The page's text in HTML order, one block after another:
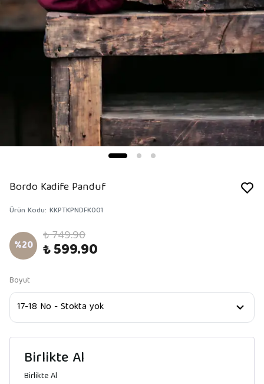
Bordo Kadife Panduf
Ürün Kodu: KKPTKPNDFK001
%20 ₺ 749.90
₺ 599.90
Boyut
Birlikte Al
Birlikte Al